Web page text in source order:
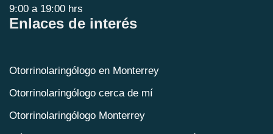
9:00 a 19:00 hrs
Enlaces de interés
Otorrinolaringólogo en Monterrey
Otorrinolaringólogo cerca de mí
Otorrinolaringólogo Monterrey